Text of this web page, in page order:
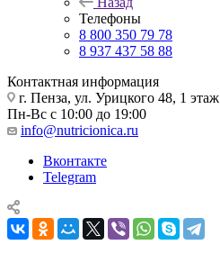
Телефоны
8 800 350 79 78
8 937 437 58 88
Контактная информация
г. Пенза, ул. Урицкого 48, 1 этаж
Пн-Вс с 10:00 до 19:00
info@nutricionica.ru
Вконтакте
Telegram